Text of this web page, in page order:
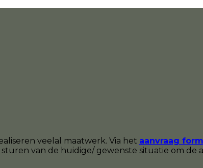
veelal maatwerk. Via het aanvraag
van de huidige/ gewenste situatie om de